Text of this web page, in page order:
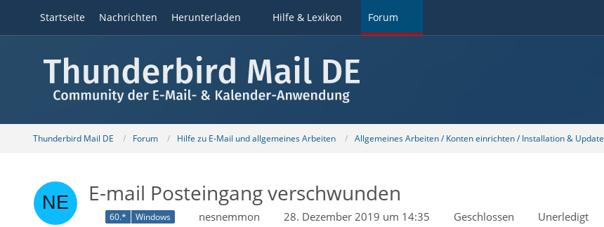
Startseite Nachrichten Herunterladen Hilfe & Lexikon Forum
Thunderbird Mail DE Forum Hilfe zu E-Mail und allgemeines Arbeiten Allgemeines Arbeiten / Konten einrichten / Installation & Update
E-mail Posteingang verschwunden
60.* Windows nesnemmon 28. Dezember 2019 um 14:35 Geschlossen Unerledigt